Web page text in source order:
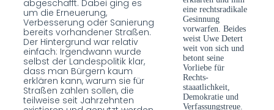
abgeschafft. Dabei ging es
um die Erneuerung,
Verbesserung oder Sanierung
bereits vorhandener Straßen.
Der Hintergrund war relativ
einfach: Irgendwann wurde
selbst der Landespolitik klar,
dass man Bürgern kaum
erklären kann, warum sie für
Straßen zahlen sollen, die
teilweise seit Jahrzehnten
eine rechtsradikale
Gesinnung
vorwarfen. Beides
weist Uwe Detert
weit von sich und
betont seine
Vorliebe für
Rechts­
staaatlichkeit,
Demokratie und
Verfas­sungstreue.